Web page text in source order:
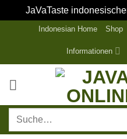
JaVaTaste
Indonesian Home Shop
Informationen
Suche